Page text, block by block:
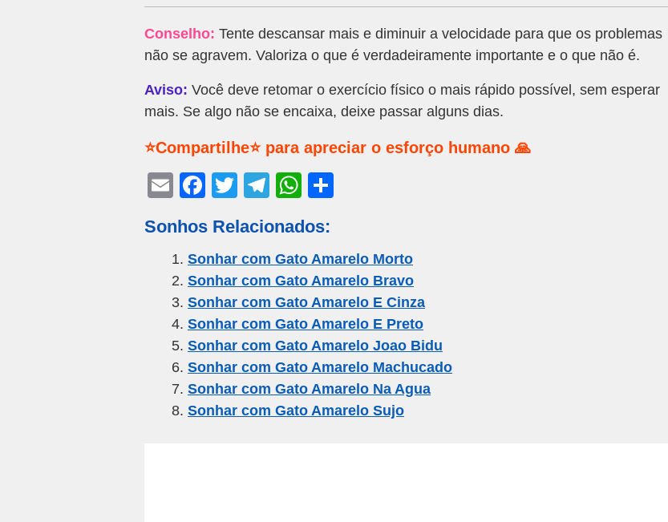
Conselho: Tente descansar mais e diminuir a velocidade para que os problemas
não se agravem. Valoriza o que é verdadeiramente importante e o que não é.
Aviso: Você deve retomar o exercício físico o mais rápido possível, sem esperar
mais. Se algo não se encaixa, deixe passar alguns dias.
⭐Compartilhe⭐ para apreciar o esforço humano 🙏
E
ail
F
c
e
b
o
o
k
T
tt
er
T
e
gr
a
m
W
at
s
A
p
p
e
Sonhos Relacionados:
Sonhar com Gato Amarelo Morto
Sonhar com Gato Amarelo Bravo
Sonhar com Gato Amarelo E Cinza
Sonhar com Gato Amarelo E Preto
Sonhar com Gato Amarelo Joao Bidu
Sonhar com Gato Amarelo Machucado
Sonhar com Gato Amarelo Na Agua
Sonhar com Gato Amarelo Sujo